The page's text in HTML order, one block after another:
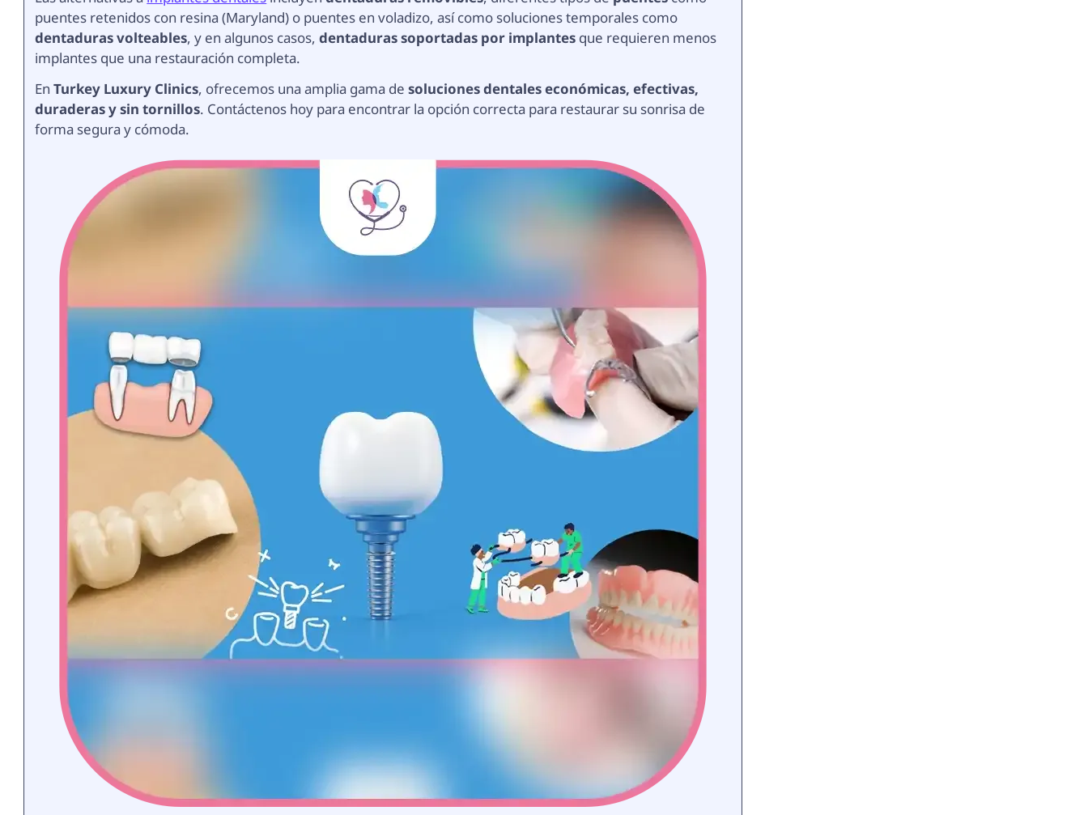
puentes retenidos con resina (Maryland) o puentes en voladizo, así como soluciones temporales como
dentaduras volteables, y en algunos casos,dentaduras soportadas por implantes que requieren menos
implantes que una restauración completa.
EnTurkey Luxury Clinics, ofrecemos una amplia gama desoluciones dentales económicas, efectivas,
duraderas y sin tornillos. Contáctenos hoy para encontrar la opción correcta para restaurar su sonrisa de
forma segura y cómoda.